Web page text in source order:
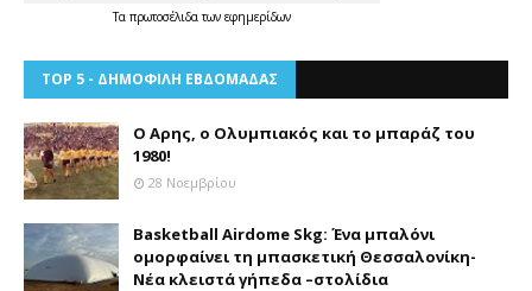
Τα πρωτοσέλιδατων εφημερίδων
TOP 5 - ΔΗΜΟΦΙΛΗ ΕΒΔΟΜΑΔΑΣ
Ο Αρης, ο Ολυμπιακός και το μπαράζ του
1980!
28 Νοεμβρίου
Basketball Airdome Skg: Ένα μπαλόνι
ομορφαίνει τη μπασκετική Θεσσαλονίκη-
Νέα κλειστά γήπεδα –στολίδια